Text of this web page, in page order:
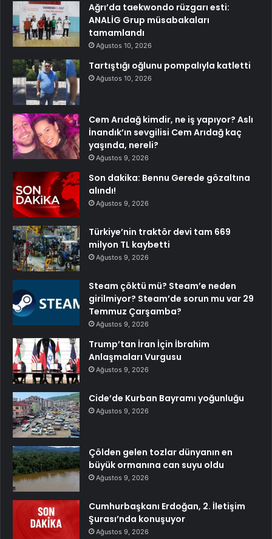
Ağrı’da taekwondo rüzgarı esti:
ANALİG Grup müsabakaları
tamamlandı
Ağustos 10, 2026
Tartıştığı oğlunu pompalıyla katletti
Ağustos 10, 2026
Cem Arıdağ kimdir, ne iş yapıyor? Aslı
İnandık’ın sevgilisi Cem Arıdağ kaç
yaşında, nereli?
Ağustos 9, 2026
Son dakika: Bennu Gerede gözaltına
alındı!
Ağustos 9, 2026
Türkiye’nin traktör devi tam 669
milyon TL kaybetti
Ağustos 9, 2026
Steam çöktü mü? Steam’e neden
girilmiyor? Steam’de sorun mu var 29
Temmuz Çarşamba?
Ağustos 9, 2026
Trump’tan İran İçin İbrahim
Anlaşmaları Vurgusu
Ağustos 9, 2026
Cide’de Kurban Bayramı yoğunluğu
Ağustos 9, 2026
Çölden gelen tozlar dünyanın en
büyük ormanına can suyu oldu
Ağustos 9, 2026
Cumhurbaşkanı Erdoğan, 2. İletişim
Şurası’nda konuşuyor
Ağustos 9, 2026